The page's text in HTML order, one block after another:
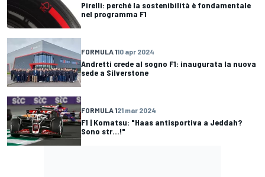
Pirelli: perché la sostenibilità è fondamentale
nel programma F1
FORMULA 110 apr 2024
Andretti crede al sogno F1: inaugurata la nuova
sede a Silverstone
FORMULA 121 mar 2024
F1 | Komatsu: "Haas antisportiva a Jeddah?
Sono str...!"